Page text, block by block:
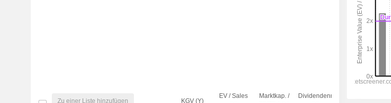
Zu einer Liste hinzufügen KGV (Y)
EV / Sales
Marktkap. /
Dividendenrendite